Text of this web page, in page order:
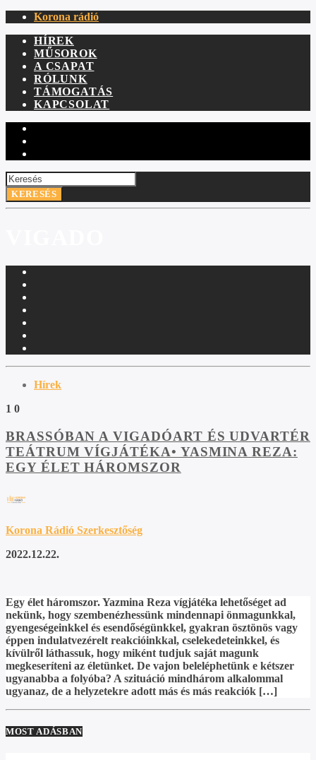
Korona rádió
HÍREK
MŰSOROK
A CSAPAT
RÓLUNK
TÁMOGATÁS
KAPCSOLAT
Hírek
1 0
BRASSÓBAN A VIGADÓART ÉS UDVARTÉR
TEÁTRUM VÍGJÁTÉKA• YASMINA REZA:
EGY ÉLET HÁROMSZOR
Korona Rádió Szerkesztőség
2022.12.22.
Egy élet háromszor. Yazmina Reza vígjátéka lehetőséget ad
nekünk, hogy szembenézhessünk mindennapi önmagunkkal,
gyengeségeinkkel és esendőségünkkel, gyakran ösztönös vagy
éppen indulatvezérelt reakcióinkkal, cselekedeteinkkel, és
kívülről láthassuk, hogy miként tudjuk saját magunk
megkeseríteni az életünket. De vajon beleléphetünk e kétszer
ugyanabba a folyóba? A szituáció mindhárom alkalommal
ugyanaz, de a helyzetekre adott más és más reakciók […]
MOST ADÁSBAN